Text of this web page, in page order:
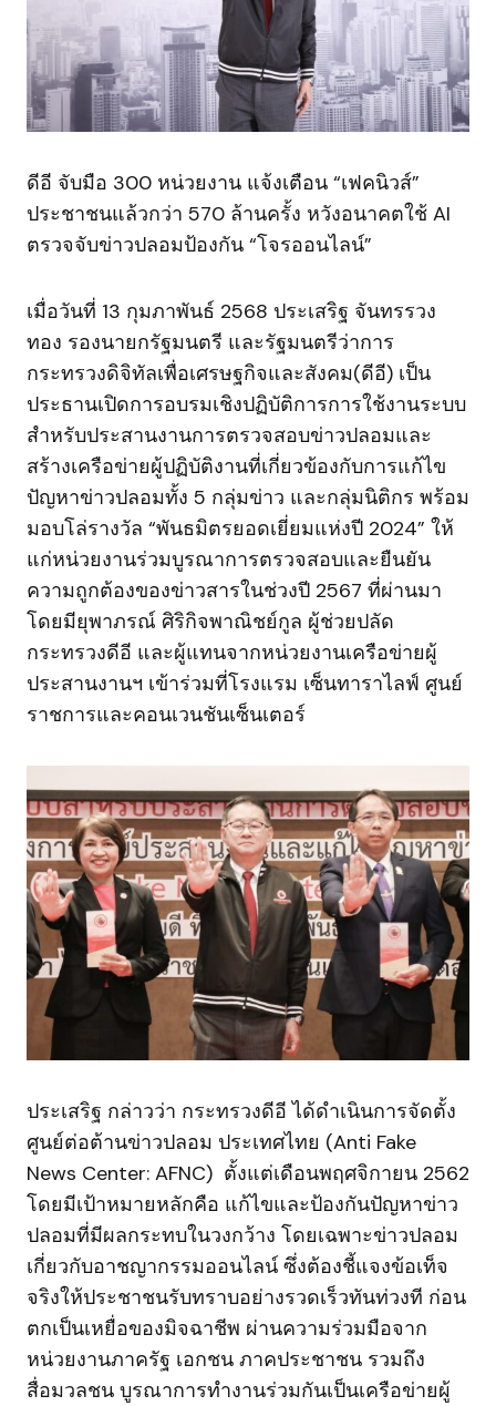
ดีอี จับมือ 300 หน่วยงาน แจ้งเตือน “เฟคนิวส์”
ประชาชนแล้วกว่า 570 ล้านครั้ง หวังอนาคตใช้ AI
ตรวจจับข่าวปลอมป้องกัน “โจรออนไลน์”
เมื่อวันที่ 13 กุมภาพันธ์ 2568 ประเสริฐ จันทรรวง
ทอง รองนายกรัฐมนตรี และรัฐมนตรีว่าการ
กระทรวงดิจิทัลเพื่อเศรษฐกิจและสังคม(ดีอี) เป็น
ประธานเปิดการอบรมเชิงปฏิบัติการการใช้งานระบบ
สำหรับประสานงานการตรวจสอบข่าวปลอมและ
สร้างเครือข่ายผู้ปฏิบัติงานที่เกี่ยวข้องกับการแก้ไข
ปัญหาข่าวปลอมทั้ง 5 กลุ่มข่าว และกลุ่มนิติกร พร้อม
มอบโล่รางวัล “พันธมิตรยอดเยี่ยมแห่งปี 2024” ให้
แก่หน่วยงานร่วมบูรณาการตรวจสอบและยืนยัน
ความถูกต้องของข่าวสารในช่วงปี 2567 ที่ผ่านมา
โดยมียุพาภรณ์ ศิริกิจพาณิชย์กูล ผู้ช่วยปลัด
กระทรวงดีอี และผู้แทนจากหน่วยงานเครือข่ายผู้
ประสานงานฯ เข้าร่วมที่โรงแรม เซ็นทาราไลฟ์ ศูนย์
ราชการและคอนเวนชันเซ็นเตอร์
ประเสริฐ กล่าวว่า กระทรวงดีอี ได้ดำเนินการจัดตั้ง
ศูนย์ต่อต้านข่าวปลอม ประเทศไทย (Anti Fake
News Center: AFNC) ตั้งแต่เดือนพฤศจิกายน 2562
โดยมีเป้าหมายหลักคือ แก้ไขและป้องกันปัญหาข่าว
ปลอมที่มีผลกระทบในวงกว้าง โดยเฉพาะข่าวปลอม
เกี่ยวกับอาชญากรรมออนไลน์ ซึ่งต้องชี้แจงข้อเท็จ
จริงให้ประชาชนรับทราบอย่างรวดเร็วทันท่วงที ก่อน
ตกเป็นเหยื่อของมิจฉาชีพ ผ่านความร่วมมือจาก
หน่วยงานภาครัฐ เอกชน ภาคประชาชน รวมถึง
สื่อมวลชน บูรณาการทำงานร่วมกันเป็นเครือข่ายผู้